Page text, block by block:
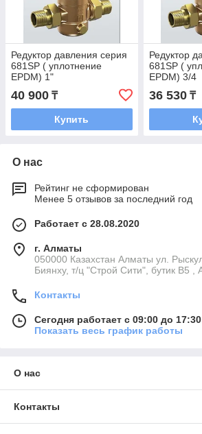
Редуктор давления серия
681SP ( уплотнение
EPDM) 1"
40 900 ₸
Купить
Редуктор
681SP (
EPDM) 3/4
36 530₸
О нас
Рейтинг не сформирован
Менее 5 отзывов за последний год
Работает с 28.08.2020
г. Алматы
050000 Казахстан Алматы ул.
Биянху, т/ц "Строй Сити", бутик В5 ,
Контакты
Сегодня работает с 09:00 до 17:30
Показать весь график работы
О нас
Контакты